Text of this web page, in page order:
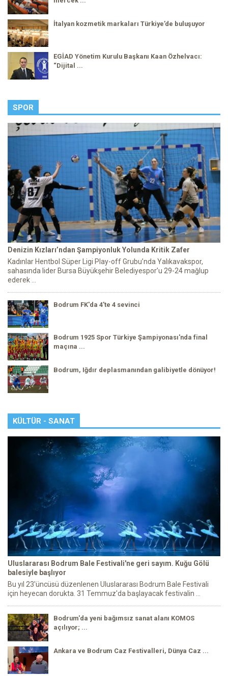
İtalyan kozmetik markaları Türkiye’de buluşuyor
EGİAD Yönetim Kurulu Başkanı Kaan Özhelvacı:
“Dijital ...
SPOR
Denizin Kızları’ndan Şampiyonluk Yolunda Kritik Zafer
Kadınlar Hentbol Süper Ligi Play-off Grubu’nda Yalıkavakspor,
sahasında lider Bursa Büyükşehir Belediyespor’u 29-24 mağlup
ederek ...
Bodrum FK'da 4'te 4 sevinci
Bodrum 1925 Spor Türkiye Şampiyonası'nda final
maçına ...
Bodrum, Iğdır deplasmanından galibiyetle dönüyor!
KÜLTÜR - SANAT
Uluslararası Bodrum Bale Festivali'ne geri sayım. Kuğu Gölü
balesiyle başlıyor
Bu yıl 23'üncüsü düzenlenen Uluslararası Bodrum Bale Festivali
için heyecan dorukta. 31 Temmuz'da başlayacak festivalin ...
Bodrum'da yeni bağımsız sanat alanı KOMOS
açılıyor; ...
Ankara ve Bodrum Caz Festivalleri, Dünya Caz ...